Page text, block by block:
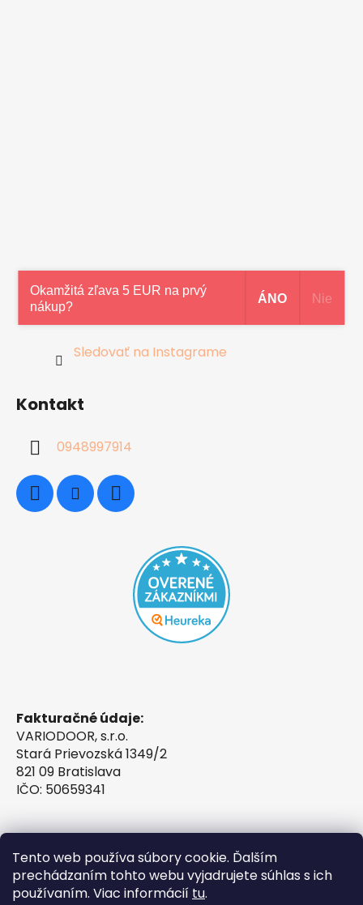
Tento web používa súbory cookie. Ďalším
prechádzaním tohto webu vyjadrujete súhlas s ich
používaním. Viac informácií tu.
Sledovať na Instagrame
Kontakt
0948997914
Fakturačné údaje:
VARIODOOR, s.r.o.
Stará Prievozská 1349/2
821 09 Bratislava
IČO: 50659341
Okamžitá zľava 5 EUR na prvý
nákup?
ÁNO Nie